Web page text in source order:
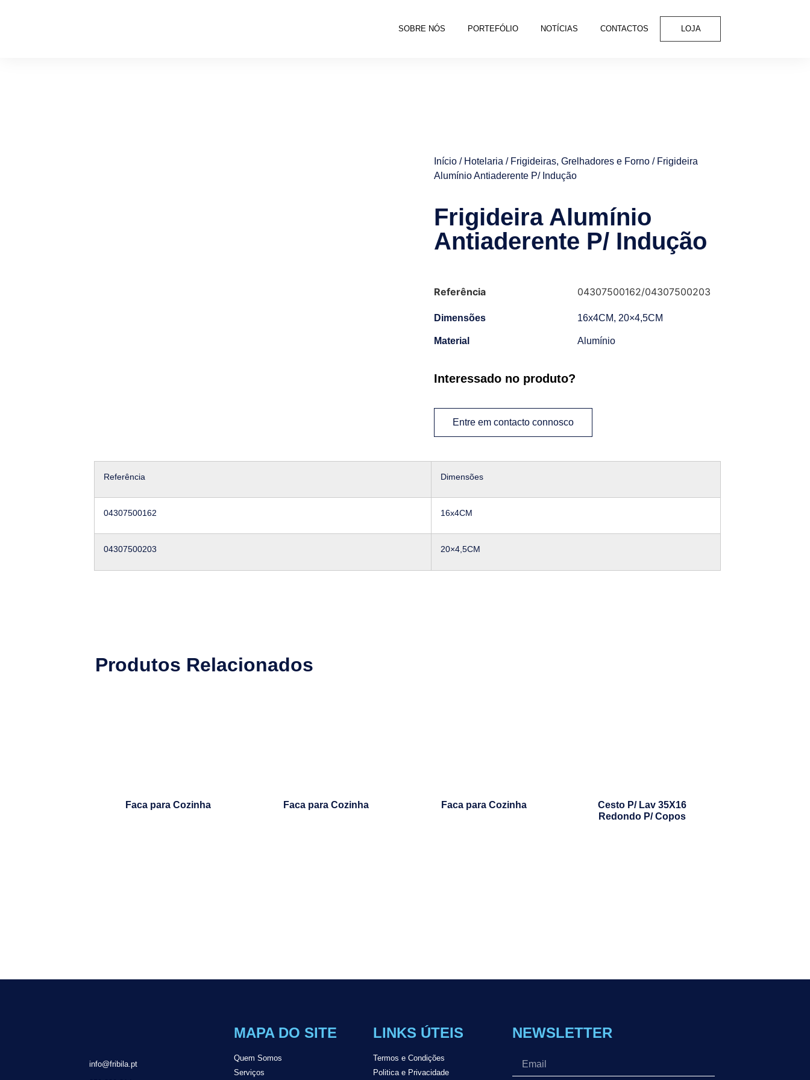
SOBRE NÓS PORTEFÓLIO NOTÍCIAS CONTACTOS LOJA
Início / Hotelaria / Frigideiras, Grelhadores e Forno / Frigideira
Alumínio Antiaderente P/ Indução
Frigideira Alumínio
Antiaderente P/ Indução
Referência 04307500162/04307500203
Dimensões 16x4CM, 20×4,5CM
Material Alumínio
Interessado no produto?
Entre em contacto connosco
Referência Dimensões
04307500162 16x4CM
04307500203 20×4,5CM
Produtos Relacionados
Faca para Cozinha Faca para Cozinha Faca para Cozinha
Cesto P/ Lav 35X16
Redondo P/ Copos
info@fribila.pt
MAPA DO SITE
Quem Somos
Serviços
LINKS ÚTEIS
Termos e Condições
Politica e Privacidade
NEWSLETTER